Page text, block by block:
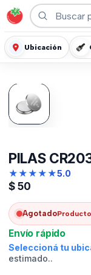
Ubicación
PILAS
★★★★★5.0
$50
Agotado
Envío rápido
Seleccioná tu
estimado..